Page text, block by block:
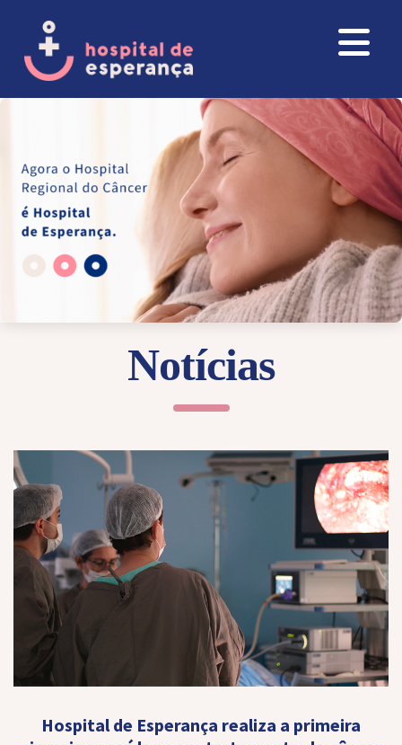
Notícias
Hospital de Esperança realiza a primeira